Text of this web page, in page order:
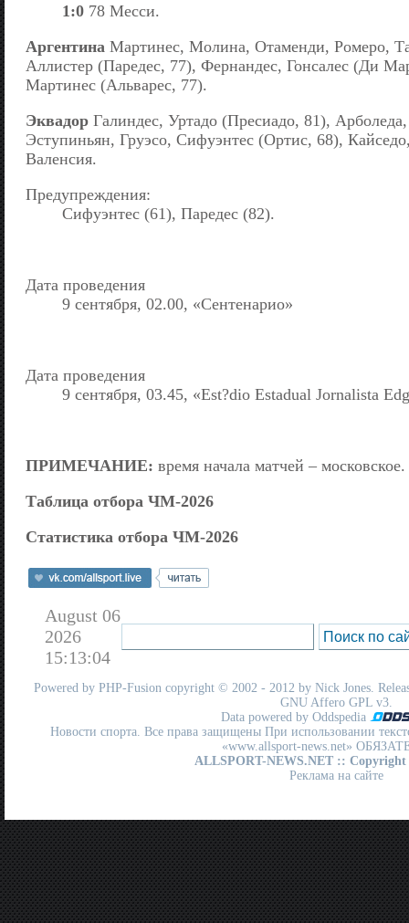
1:0 78 Месси.
Аргентина Мартинес, Молина, Отаменди, Ромеро,
Аллистер (Паредес, 77), Фернандес, Гонсалес (Ди
Мартинес (Альварес, 77).
Эквадор Галиндес, Уртадо (Пресиадо, 81),
Эступиньян, Груэсо, Сифуэнтес (Ортис, 68),
Валенсия.
Предупреждения:
Сифуэнтес (61), Паредес (82).
Дата проведения
9 сентября, 02.00, «Сентенарио»
Дата проведения
9 сентября, 03.45, «Est?dio Estadual Jornalista
ПРИМЕЧАНИЕ: время начала матчей – московское.
Таблица отбора ЧМ-2026
Статистика отбора ЧМ-2026
August 06
2026
15:13:04
Powered by PHP-Fusion copyright © 2002 - 2012 by Nick Jones.
GNU Affero GPL v3.
Data powered by Oddspedia
Новости спорта. Все права защищены При использовании
«www.allsport-news.net»
ALLSPORT-NEWS.NET :: Copyright
Реклама на сайте